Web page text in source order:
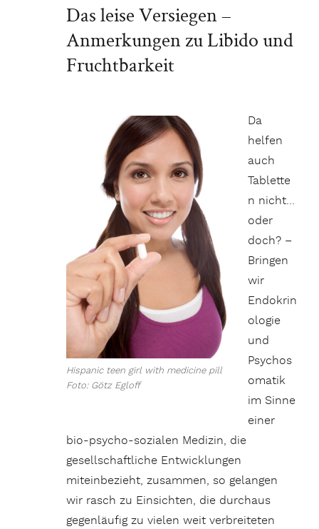
Das leise Versiegen –
Anmerkungen zu Libido und
Fruchtbarkeit
Hispanic teen girl with medicine pill
Foto: Götz Egloff
Da
helfen
auch
Tablette
n nicht…
oder
doch? –
Bringen
wir
Endokrin
ologie
und
Psychos
omatik
im Sinne
einer
bio-psycho-sozialen Medizin, die
gesellschaftliche Entwicklungen
miteinbezieht, zusammen, so gelangen
wir rasch zu Einsichten, die durchaus
gegenläufig zu vielen weit verbreiteten